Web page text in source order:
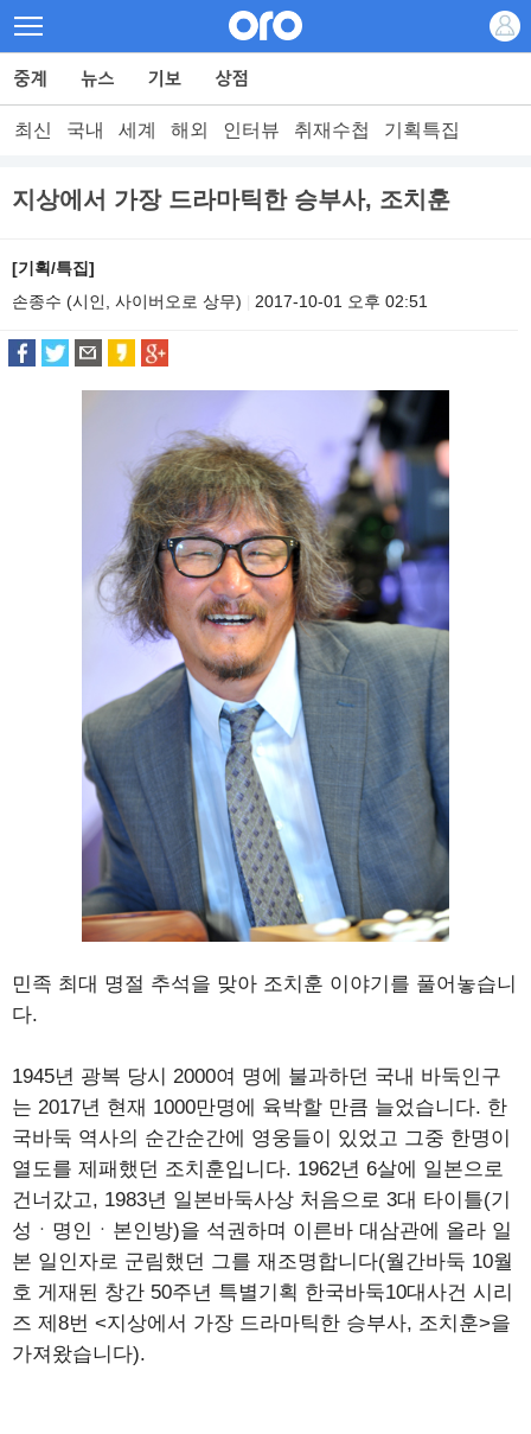
최신 국내 세계 해외 인터뷰 취재수첩 기획특집
지상에서 가장 드라마틱한 승부사, 조치훈
[기획/특집]
손종수 (시인, 사이버오로 상무)
2017-10-01 오후 02:51
민족 최대 명절 추석을 맞아 조치훈 이야기를 풀어놓습니
다.
1945년 광복 당시 2000여 명에 불과하던 국내 바둑인구
는 2017년 현재 1000만명에 육박할 만큼 늘었습니다. 한
국바둑 역사의 순간순간에 영웅들이 있었고 그중 한명이
열도를 제패했던 조치훈입니다. 1962년 6살에 일본으로
건너갔고, 1983년 일본바둑사상 처음으로 3대 타이틀(기
성ㆍ명인ㆍ본인방)을 석권하며 이른바 대삼관에 올라 일
본 일인자로 군림했던 그를 재조명합니다(월간바둑 10월
호 게재된 창간 50주년 특별기획 한국바둑10대사건 시리
즈 제8번 <지상에서 가장 드라마틱한 승부사, 조치훈>을
가져왔습니다).